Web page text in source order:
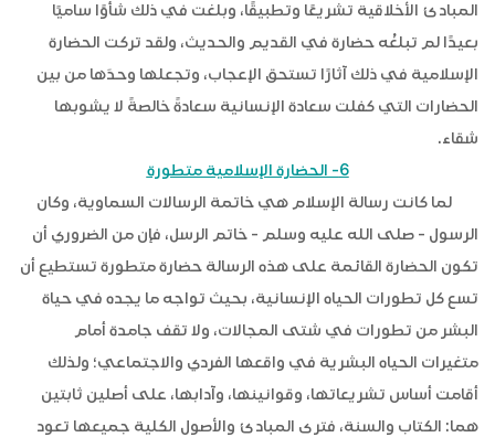
المبادئ الأخلاقية تشريعًا وتطبيقًا، وبلغت في ذلك شأوًا ساميًا
بعيدًا لم تبلغْه حضارة في القديم والحديث، ولقد تركت الحضارة
الإسلامية في ذلك آثارًا تستحق الإعجاب، وتجعلها وحدَها من بين
الحضارات التي كفلت سعادة الإنسانية سعادةً خالصةً لا يشوبها
شقاء.
6- الحضارة الإسلامية متطورة
لما كانت رسالة الإسلام هي خاتمة الرسالات السماوية، وكان
الرسول - صلى الله عليه وسلم - خاتم الرسل، فإن من الضروري أن
تكون الحضارة القائمة على هذه الرسالة حضارة متطورة تستطيع أن
تسع كل تطورات الحياه الإنسانية، بحيث تواجه ما يجده في حياة
البشر من تطورات في شتى المجالات، ولا تقف جامدة أمام
متغيرات الحياه البشرية في واقعها الفردي والاجتماعي؛ ولذلك
أقامت أساس تشريعاتها، وقوانينها، وآدابها، على أصلين ثابتين
هما: الكتاب والسنة، فترى المبادئ والأصول الكلية جميعها تعود